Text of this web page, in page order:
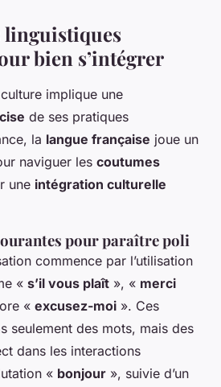
linguistiques
bien s’intégrer
implique une
de ses pratiques
la langue française joue un
naviguer les coutumes
une intégration culturelle
pour paraître poli
commence par l’utilisation
« s’il vous plaît », « merci
« excusez-moi ». Ces
seulement des mots, mais des
dans les interactions
« bonjour », suivie d’un